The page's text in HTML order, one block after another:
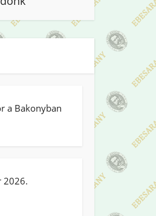
a Bakonyban
2026.